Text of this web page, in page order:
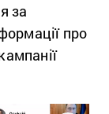
за
про